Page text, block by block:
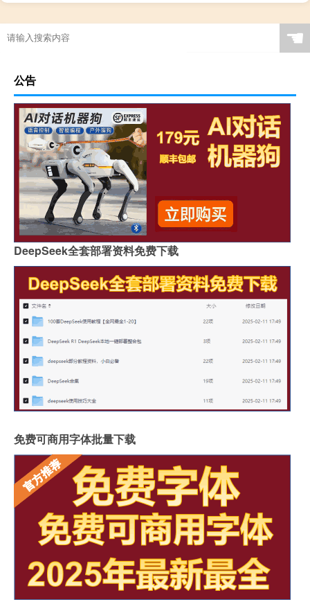
☚
公告
DeepSeek全套部署资料免费下载
免费可商用字体批量下载